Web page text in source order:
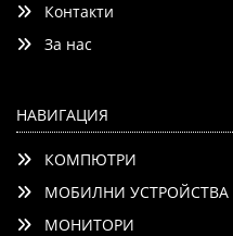
Контакти
За нас
НАВИГАЦИЯ
КОМПЮТРИ
МОБИЛНИ УСТРОЙСТВА
МОНИТОРИ